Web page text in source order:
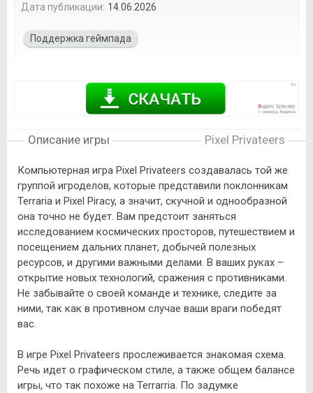
Дата публикации: 14.06.2026
Поддержка геймпада
Описание игры Pixel Privateers
Компьютерная игра Pixel Privateers создавалась той же
группой игроделов, которые представили поклонникам
Terraria и Pixel Piracy, а значит, скучной и однообразной
она точно не будет. Вам предстоит заняться
исследованием космических просторов, путешествием и
посещением дальних планет, добычей полезных
ресурсов, и другими важными делами. В ваших руках –
открытие новых технологий, сражения с противниками.
Не забывайте о своей команде и технике, следите за
ними, так как в противном случае ваши враги победят
вас.
В игре Pixel Privateers прослеживается знакомая схема.
Речь идет о графическом стиле, а также общем балансе
игры, что так похоже на Terrarria. По задумке